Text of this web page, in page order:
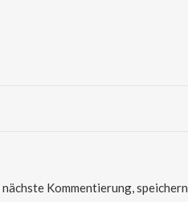
Kommentierung,